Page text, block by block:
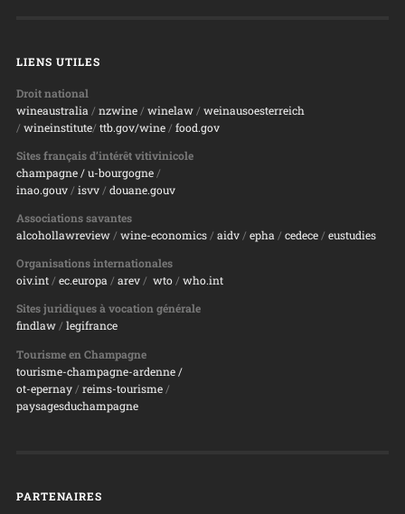
LIENS UTILES
Droit national
wineaustralia / nzwine/ winelaw/ weinausoesterreich
/ wineinstitute/ ttb.gov/wine/ food.gov
Sites français d’intérêt vitivinicole
champagne/ u-bourgogne/
inao.gouv/ isvv/ douane.gouv
Associations savantes
alcohollawreview/ wine-economics/ aidv/ epha / cedece/ eustudies
Organisations internationales
oiv.int/ ec.europa/ arev/ wto/ who.int
Sites juridiques à vocation générale
findlaw/ legifrance
Tourisme en Champagne
tourisme-champagne-ardenne /
ot-epernay/ reims-tourisme/
paysagesduchampagne
PARTENAIRES